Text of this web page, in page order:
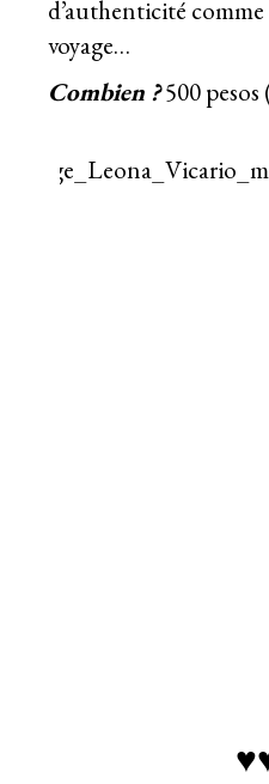
d’authenticité
voyage…
Combien ?500